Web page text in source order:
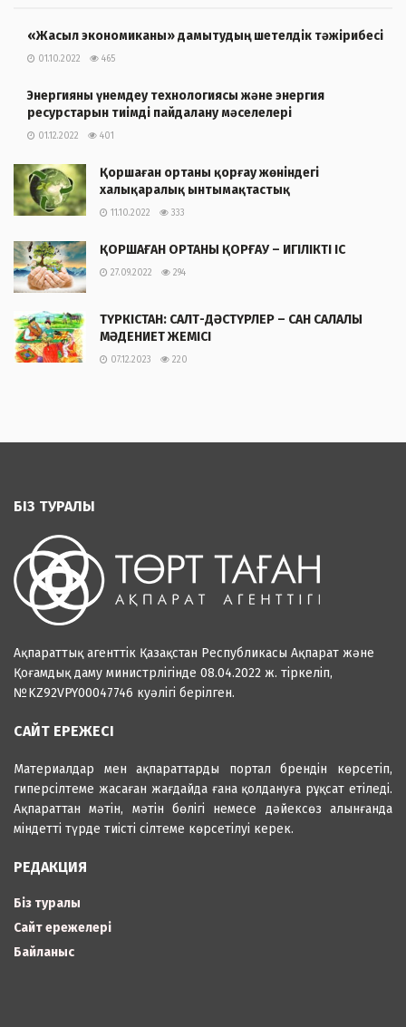
«Жасыл экономиканы» дамытудың шетелдік тәжірибесі
01.10.2022 465
Энергияны үнемдеу технологиясы және энергия
ресурстарын тиімді пайдалану мәселелері
01.12.2022 401
Қоршаған ортаны қорғау жөніндегі
халықаралық ынтымақтастық
11.10.2022 333
ҚОРШАҒАН ОРТАНЫ ҚОРҒАУ – ИГІЛІКТІ ІС
27.09.2022 294
ТҮРКІСТАН: САЛТ-ДӘСТҮРЛЕР – САН САЛАЛЫ
МӘДЕНИЕТ ЖЕМІСІ
07.12.2023 220
БІЗ ТУРАЛЫ
Ақпараттық агенттік Қазақстан Республикасы Ақпарат және
Қоғамдық даму министрлігінде 08.04.2022 ж. тіркеліп,
№KZ92VPY00047746 куәлігі берілген.
САЙТ ЕРЕЖЕСІ
Материалдар мен ақпараттарды портал брендін көрсетіп,
гиперсілтеме жасаған жағдайда ғана қолдануға рұқсат етіледі.
Ақпараттан мәтін, мәтін бөлігі немесе дәйексөз алынғанда
міндетті түрде тиісті сілтеме көрсетілуі керек.
РЕДАКЦИЯ
Біз туралы
Сайт ережелері
Байланыс